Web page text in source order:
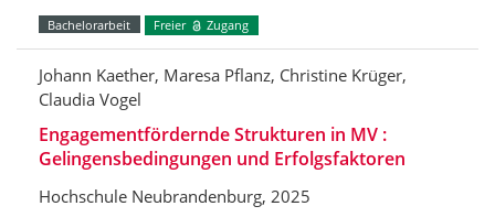
Bachelorarbeit Freier Zugang
Johann Kaether, Maresa Pflanz, Christine Krüger,
Claudia Vogel
Engagementfördernde Strukturen in MV :
Gelingensbedingungen und Erfolgsfaktoren
Hochschule Neubrandenburg, 2025